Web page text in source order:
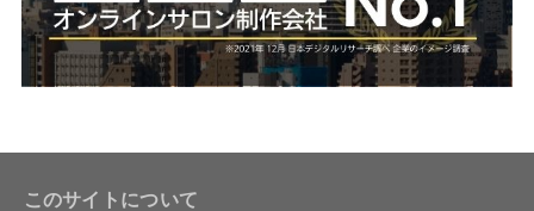
このサイトについて